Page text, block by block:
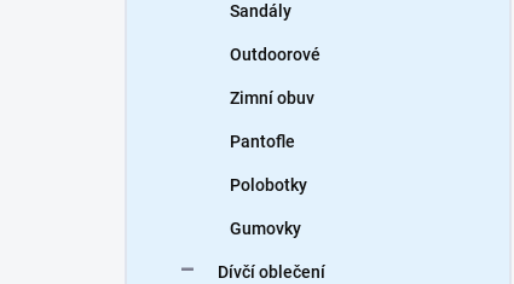
Sandály
Outdoorové
Zimní obuv
Pantofle
Polobotky
Gumovky
Dívčí oblečení